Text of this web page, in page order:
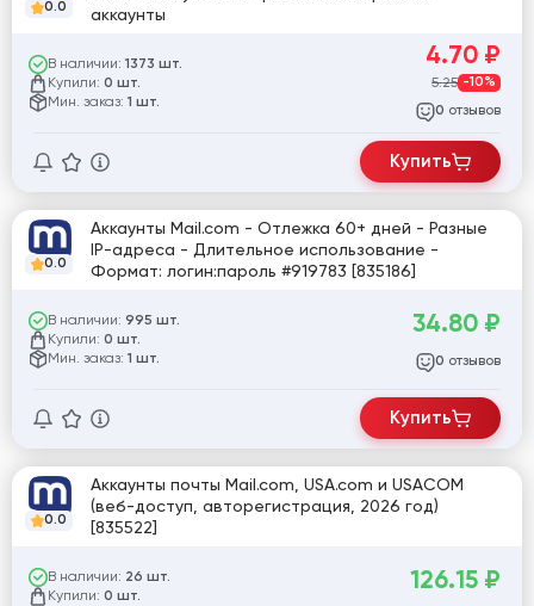
0.0
аккаунты
В наличии: 1373 шт.
Купили: 0 шт.
Мин. заказ: 1 шт.
4.70 ₽
5.25 -10%
0 отзывов
Купить
0.0
Аккаунты Mail.com - Отлежка 60+ дней - Разные
IP-адреса - Длительное использование -
Формат: логин:пароль #919783 [835186]
В наличии: 995 шт.
Купили: 0 шт.
Мин. заказ: 1 шт.
34.80 ₽
0 отзывов
Купить
0.0
Аккаунты почты Mail.com, USA.com и USACOM
(веб-доступ, авторегистрация, 2026 год)
[835522]
В наличии: 26 шт.
Купили: 0 шт.
126.15 ₽